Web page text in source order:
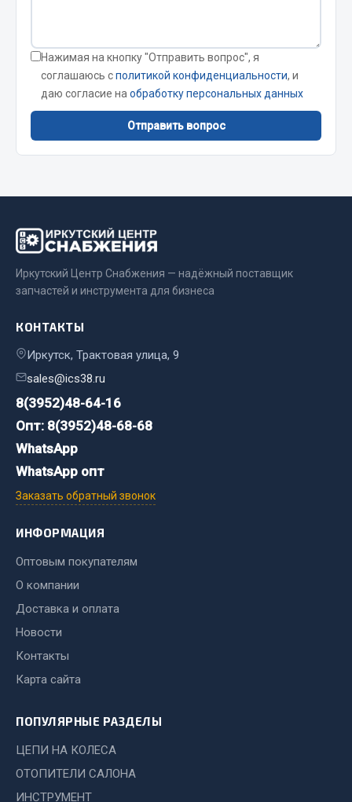
Стяжки, тросы, канаты
Стропы
Тросы
Автохимия
3 ton
Abro
Alteco
Aвтосил
Chevron
Cosmo
Показать ещё
Весь раздел
Сантехника
Спецодежда
Лестницы, стремянки
Товары для дома
Шиномонтаж
Нажимая на кнопку "Отправить вопрос", я
соглашаюсь сполитикой конфиденциальности, и
даю согласие на обработку персональных данных
Отправить вопрос
Иркутский Центр Снабжения — надёжный поставщик
запчастей и инструмента для бизнеса
КОНТАКТЫ
Иркутск, Трактовая улица, 9
sales@ics38.ru
8(3952)48-64-16
Опт: 8(3952)48-68-68
WhatsApp
WhatsApp опт
Заказать обратный звонок
ИНФОРМАЦИЯ
Оптовым покупателям
О компании
Доставка и оплата
Новости
Контакты
Карта сайта
ПОПУЛЯРНЫЕ РАЗДЕЛЫ
ЦЕПИ НА КОЛЕСА
ОТОПИТЕЛИ САЛОНА
ИНСТРУМЕНТ